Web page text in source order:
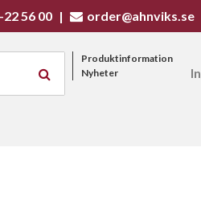
56 00 | order@ahnviks.se
Produktinformation
Nyheter